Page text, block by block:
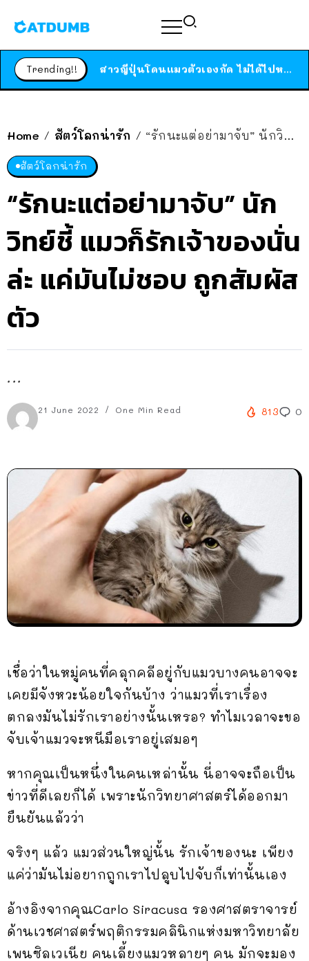
Trending!! ได้เวลาเด็กหนวดรวมตัว RF Online Next เปิดให้เล่นแล้ว เกม Sci-Fi MMORPG ระดับตำนาน เล่นได้ทั้งมือถือและ PC
Home / สัตว์โลกน่ารัก / “รักนะแต่อย่ามาจับ” นักวิทย์ชี้ แมวก็รักเจ้าของนั่นล่ะ แค่มันไม่ชอบ ถูกสัมผัสตัว
สัตว์โลกน่ารัก
“รักนะแต่อย่ามาจับ” นัก
วิทย์ชี้ แมวก็รักเจ้าของนั่น
ล่ะ แค่มันไม่ชอบ ถูกสัมผัส
ตัว
...
21 June 2022 One Min Read 813 0
เชื่อว่าในหมู่คนที่คลุกคลีอยู่กับแมวบางคนอาจจะ
เคยมีจังหวะน้อยใจกันบ้าง ว่าแมวที่เราเรื่อง
ตกลงมันไม่รักเราอย่างนั้นเหรอ? ทำไมเวลาจะขอ
จับเจ้าแมวจะหนีมือเราอยู่เสมอๆ
หากคุณเป็นหนึ่งในคนเหล่านั้น นี่อาจจะถือเป็น
ข่าวที่ดีเลยก็ได้ เพราะนักวิทยาศาสตร์ได้ออกมา
ยืนยันแล้วว่า
จริงๆ แล้ว แมวส่วนใหญ่นั้น รักเจ้าของนะ เพียง
แค่ว่ามันไม่อยากถูกเราไปลูบไปจับก็เท่านั้นเอง
อ้างอิงจากคุณCarlo Siracusa รองศาสตราจารย์
ด้านเวชศาสตร์พฤติกรรมคลินิกแห่งมหาวิทยาลัย
เพนซิลเวเนีย คนเลี้ยงแมวหลายๆ คน มักจะมอง